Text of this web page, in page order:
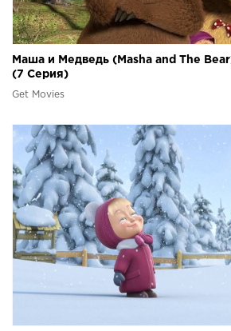
Маша и Медведь (Masha and The
(7 Серия)
Get Movies